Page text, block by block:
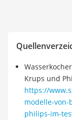
Krups und
https://
modelle-
philips-im-